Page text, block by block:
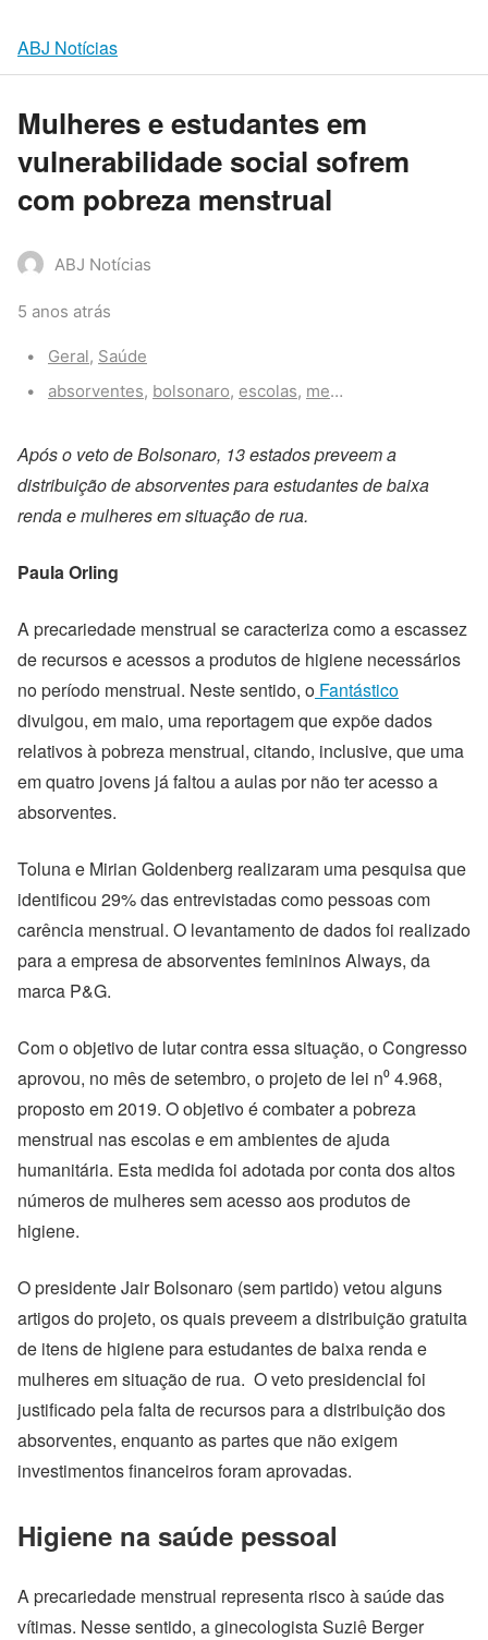
ABJ Notícias
Mulheres e estudantes em
vulnerabilidade social sofrem
com pobreza menstrual
ABJ Notícias
5 anos atrás
Categories:
Geral, Saúde
Tags:
absorventes, bolsonaro, escolas, menstruacao
Após o veto de Bolsonaro, 13 estados preveem a
distribuição de absorventes para estudantes de baixa
renda e mulheres em situação de rua.
Paula Orling
A precariedade menstrual se caracteriza como a escassez
de recursos e acessos a produtos de higiene necessários
no período menstrual. Neste sentido, o Fantástico
divulgou, em maio, uma reportagem que expõe dados
relativos à pobreza menstrual, citando, inclusive, que uma
em quatro jovens já faltou a aulas por não ter acesso a
absorventes.
Toluna e Mirian Goldenberg realizaram uma pesquisa que
identificou 29% das entrevistadas como pessoas com
carência menstrual. O levantamento de dados foi realizado
paraa empresa de absorventes femininos Always, da
marca P&G.
Com o objetivo de lutar contra essa situação, o Congresso
aprovou, no mês de setembro, o projeto de lei n⁰ 4.968,
proposto em 2019. O objetivo é combater a pobreza
menstrual nas escolas e em ambientes de ajuda
humanitária. Esta medida foi adotada por conta dos altos
números de mulheres sem acesso aos produtos de
higiene.
O presidente Jair Bolsonaro (sem partido) vetou alguns
artigos do projeto, os quais preveem a distribuição gratuita
de itens de higiene para estudantes de baixa renda e
mulheres em situação de rua. O veto presidencial foi
justificado pela falta de recursos para a distribuição dos
absorventes, enquanto as partes que não exigem
investimentos financeiros foram aprovadas.
Higiene na saúde pessoal
A precariedade menstrual representa risco à saúde das
vítimas. Nesse sentido, a ginecologista Suziê Berger